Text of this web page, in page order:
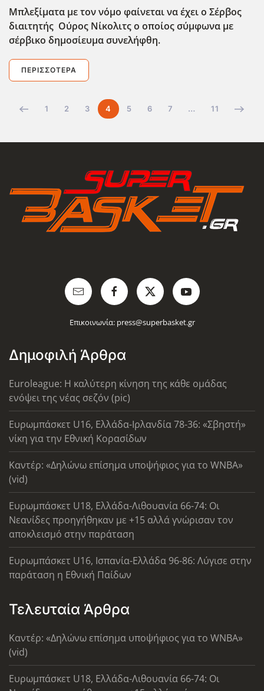
Μπλεξίματα με τον νόμο φαίνεται να έχει ο Σέρβος
διαιτητής Ούρος Νίκολιτς ο οποίος σύμφωνα με
σέρβικο δημοσίευμα συνελήφθη.
ΠΕΡΙΣΣΌΤΕΡΑ
1 2 3 4 5 6 7 … 11
Επικοινωνία: press@superbasket.gr
Δημοφιλή Άρθρα
Euroleague: Η καλύτερη κίνηση της κάθε ομάδας
ενόψει της νέας σεζόν (pic)
Ευρωμπάσκετ U16, Ελλάδα-Ιρλανδία 78-36: «Σβηστή»
νίκη για την Εθνική Κορασίδων
Καντέρ: «Δηλώνω επίσημα υποψήφιος για το WNBA»
(vid)
Ευρωμπάσκετ U18, Ελλάδα-Λιθουανία 66-74: Οι
Νεανίδες προηγήθηκαν με +15 αλλά γνώρισαν τον
αποκλεισμό στην παράταση
Ευρωμπάσκετ U16, Ισπανία-Ελλάδα 96-86: Λύγισε στην
παράταση η Εθνική Παίδων
Τελευταία Άρθρα
Καντέρ: «Δηλώνω επίσημα υποψήφιος για το WNBA»
(vid)
Ευρωμπάσκετ U18, Ελλάδα-Λιθουανία 66-74: Οι